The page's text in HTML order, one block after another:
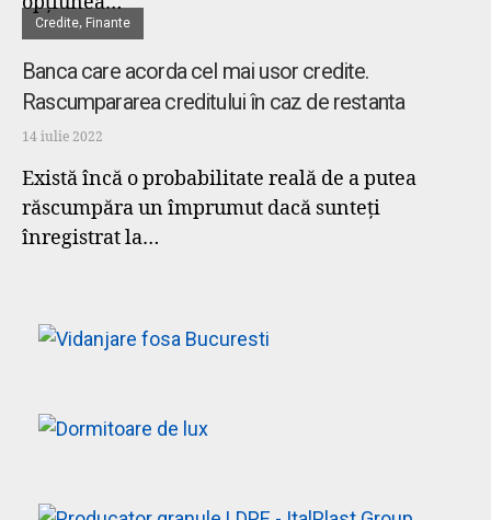
Credite, Finante
Banca care acorda cel mai usor credite.
Rascumpararea creditului în caz de restanta
14 iulie 2022
Există încă o probabilitate reală de a putea
răscumpăra un împrumut dacă sunteți
înregistrat la…